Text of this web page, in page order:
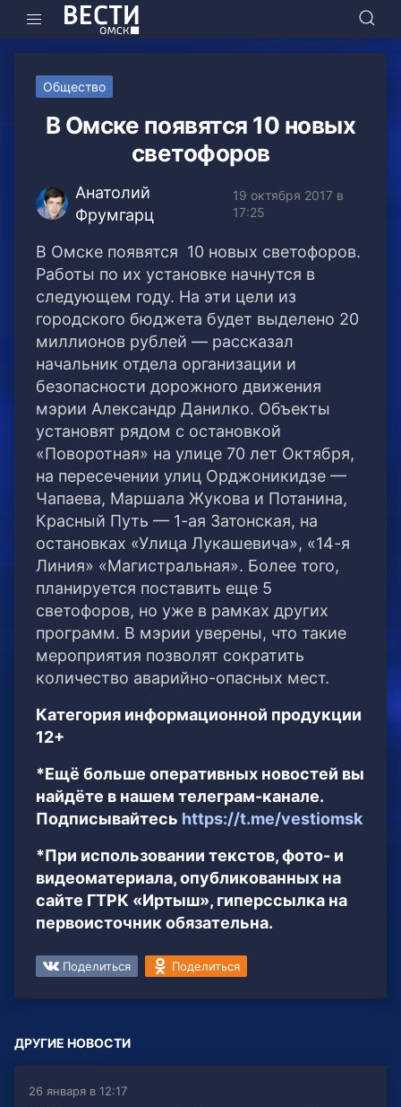
Общество
В Омске появятся 10 новых
светофоров
Анатолий
Фрумгарц
19 октября 2017 в
17:25
В Омске появятся 10 новых светофоров.
Работы по их установке начнутся в
следующем году. На эти цели из
городского бюджета будет выделено 20
миллионов рублей — рассказал
начальник отдела организации и
безопасности дорожного движения
мэрии Александр Данилко. Объекты
установят рядом с остановкой
«Поворотная» на улице 70 лет Октября,
на пересечении улиц Орджоникидзе —
Чапаева, Маршала Жукова и Потанина,
Красный Путь — 1-ая Затонская, на
остановках «Улица Лукашевича», «14-я
Линия» «Магистральная». Более того,
планируется поставить еще 5
светофоров, но уже в рамках других
программ. В мэрии уверены, что такие
мероприятия позволят сократить
количество аварийно-опасных мест.
Категория информационной продукции
12+
*Ещё больше оперативных новостей вы
найдёте в нашем телеграм-канале.
Подписывайтесь https://t.me/vestiomsk
*При использовании текстов, фото- и
видеоматериала, опубликованных на
сайте ГТРК «Иртыш», гиперссылка на
первоисточник обязательна.
Поделиться Поделиться
ДРУГИЕ НОВОСТИ
26 января в 12:17